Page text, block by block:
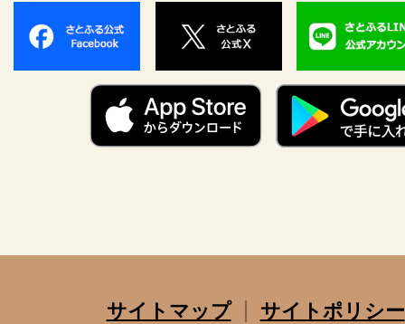
サイトマップ
サイトポリシー